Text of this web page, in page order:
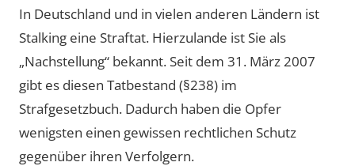
In Deutschland und in vielen anderen Ländern ist
Stalking eine Straftat. Hierzulande ist Sie als
„Nachstellung“ bekannt. Seit dem 31. März 2007
gibt es diesen Tatbestand (§238) im
Strafgesetzbuch. Dadurch haben die Opfer
wenigsten einen gewissen rechtlichen Schutz
gegenüber ihren Verfolgern.